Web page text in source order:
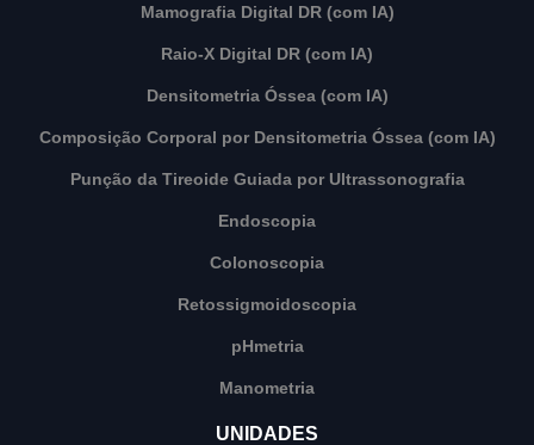
Mamografia Digital DR (com IA)
Raio-X Digital DR (com IA)
Densitometria Óssea (com IA)
Composição Corporal por Densitometria Óssea (com IA)
Punção da Tireoide Guiada por Ultrassonografia
Endoscopia
Colonoscopia
Retossigmoidoscopia
pHmetria
Manometria
UNIDADES